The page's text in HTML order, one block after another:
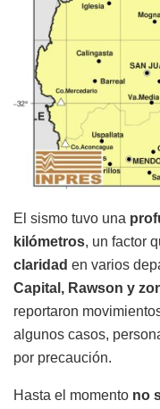
El sismo tuvo una
kilómetros, un factor
claridad en varios
Capital, Rawson y
reportaron
algunos casos,
por precaución.
Hasta el momento no